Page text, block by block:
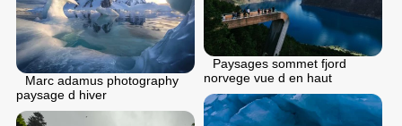
Paysages sommet fjord
norvege vue d en haut
Marc adamus photography
paysage d hiver